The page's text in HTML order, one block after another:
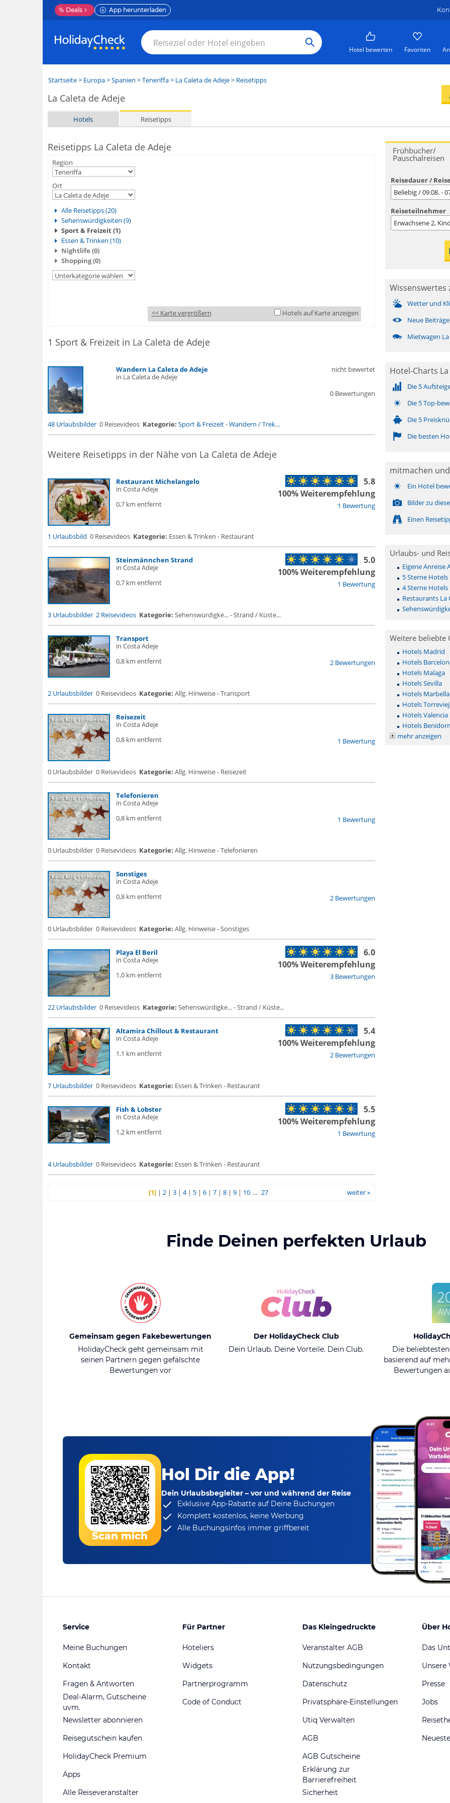
% Deals App herunterladen
Hotel bewerten Favoriten
Startseite> Europa>Spanien >Teneriffa> La Caleta de Adeje> Reisetipps
La Caleta de Adeje
Hotels Reisetipps
Reisetipps La Caleta de Adeje
Region
Ort
Alle Reisetipps (20)
Sehenswürdigkeiten (9)
Sport & Freizeit (1)
Essen & Trinken (10)
Nightlife (0)
Shopping (0)
<< Karte vergrößern Hotels auf Karte anzeigen
1 Sport & Freizeit in La Caleta de Adeje
Wandern La Caleta de Adeje
in La Caleta de Adeje
0 Bewertungen
nicht bewertet
48 Urlaubsbilder 0 Reisevideos Kategorie: Sport & Freizeit-Wandern / Trek...
Weitere Reisetipps in der Nähe von La Caleta de Adeje
Restaurant Michelangelo
in Costa Adeje
0,7 km entfernt
1 Bewertung
5.8
100% Weiterempfehlung
1 Urlaubsbild 0 Reisevideos Kategorie: Essen & Trinken - Restaurant
Steinmännchen Strand
in Costa Adeje
0,7 km entfernt
1 Bewertung
5.0
100% Weiterempfehlung
3 Urlaubsbilder 2 Reisevideos Kategorie: Sehenswürdigke... - Strand / Küste...
Transport
in Costa Adeje
0,8 km entfernt
2 Bewertungen
2 Urlaubsbilder 0 Reisevideos Kategorie: Allg. Hinweise - Transport
Reisezeit
in Costa Adeje
0,8 km entfernt
1 Bewertung
0 Urlaubsbilder 0 Reisevideos Kategorie: Allg. Hinweise - Reisezeit
Telefonieren
in Costa Adeje
0,8 km entfernt
1 Bewertung
0 Urlaubsbilder 0 Reisevideos Kategorie: Allg. Hinweise - Telefonieren
Sonstiges
in Costa Adeje
0,8 km entfernt
2 Bewertungen
0 Urlaubsbilder 0 Reisevideos Kategorie: Allg. Hinweise - Sonstiges
Playa El Beril
in Costa Adeje
1,0 km entfernt
3 Bewertungen
6.0
100% Weiterempfehlung
22 Urlaubsbilder 0 Reisevideos Kategorie: Sehenswürdigke... - Strand / Küste...
Altamira Chillout & Restaurant
in Costa Adeje
1,1 km entfernt
2 Bewertungen
5.4
100% Weiterempfehlung
7 Urlaubsbilder 0 Reisevideos Kategorie: Essen & Trinken - Restaurant
Fish & Lobster
in Costa Adeje
1,2 km entfernt
1 Bewertung
5.5
100% Weiterempfehlung
4 Urlaubsbilder 0 Reisevideos Kategorie: Essen & Trinken - Restaurant
[1] |2 |3 |4| 5 |6 |7 |8 |9 | 10 ... 27 weiter »
Frühbucher/
Pauschalreisen
Reisedauer /
Beliebig / 09.08. -
Reiseteilnehmer
Erwachsene2,
Wissenswertes
Wetter und
Neue
Mietwagen
Hotel-Charts
Die 5
Die 5 Top-
Die 5
Die besten
mitmachen
Ein Hotel
Bilder zu
Einen
Urlaubs- und
Eigene Anreise
5 Sterne Hotels
4 Sterne Hotels
Restaurants La
Weitere beliebte
Hotels Madrid
Hotels
Hotels Malaga
Hotels Sevilla
Hotels Marbella
Hotels
Hotels Valencia
Hotels
mehr anzeigen
Finde Deinen perfekten Urlaub
Gemeinsam gegen Fakebewertungen
HolidayCheck geht gemeinsam mit
seinen Partnern gegen gefälschte
Bewertungen vor
Der HolidayCheck Club
Dein Urlaub. Deine Vorteile. Dein Club.
Die
basierend auf
Bewertungen
Scan mich
Hol Dir die App!
Dein Urlaubsbegleiter – vor und während der Reise
Exklusive App-Rabatteauf Deine Buchungen
Komplett kostenlos, keine Werbung
Alle Buchungsinfos immer griffbereit
Service
Meine Buchungen
Kontakt
Fragen & Antworten
Deal-Alarm, Gutscheine
uvm.
Newsletter abonnieren
Reisegutschein kaufen
HolidayCheck Premium
Apps
Alle Reiseveranstalter
Für Partner
Hoteliers
Widgets
Partnerprogramm
Code of Conduct
Das Kleingedruckte
Veranstalter AGB
Nutzungsbedingungen
Datenschutz
Privatsphäre-Einstellungen
Utiq Verwalten
AGB
AGB Gutscheine
Erklärung zur
Barrierefreiheit
Sicherheit
Über
Das
Unsere
Presse
Jobs